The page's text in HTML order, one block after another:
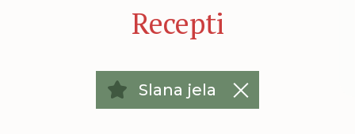
Recepti
Slana jela